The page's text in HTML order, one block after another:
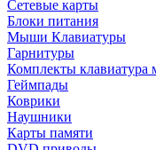
Сетевые карты
Блоки питания
Мыши Клавиатуры
Гарнитуры
Комплекты
Геймпады
Коврики
Наушники
Карты памяти